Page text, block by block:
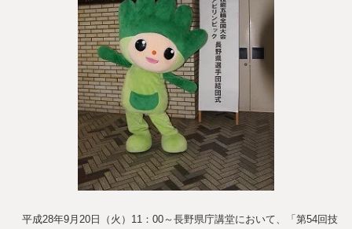
平成28年9月20日（火）11：00～長野県庁講堂において、「第54回技